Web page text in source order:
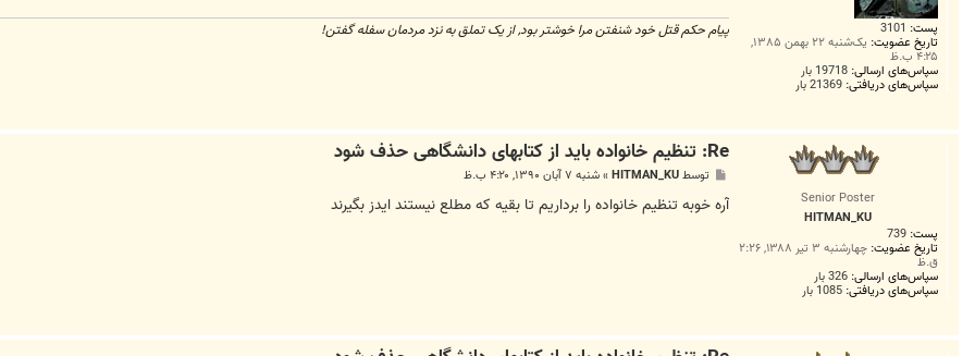
پست: 3101
تاریخ عضویت: یک‌شنبه ۲۲ بهمن ۱۳۸۵,
۴:۲۵ ب.ظ
سپاس‌های ارسالی: 19718 بار
سپاس‌های دریافتی: 21369 بار
پیام حکم قتل خود شنفتن مرا خوشتر بود, از یک تملق به نزد مردمان سفله گفتن!
Senior Poster
HITMAN_KU
پست: 739
تاریخ عضویت: چهارشنبه ۳ تیر ۱۳۸۸, ۲:۲۶
ق.ظ
سپاس‌های ارسالی: 326 بار
سپاس‌های دریافتی: 1085 بار
Re: تنظیم خانواده باید از کتابهای دانشگاهی حذف شود
ت
توسطHITMAN_KU
»شنبه ۷ آبان ۱۳۹۰, ۴:۲۰ ب.ظ
آره خوبه تنظیم خانواده را برداریم تا بقیه که مطلع نیستند ایدز بگیرند